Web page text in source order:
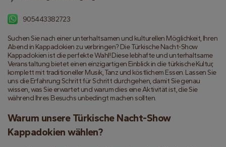
Suchen Sie nach einer unterhaltsamen und kulturellen Möglichkeit, Ihren
Abend in Kappadokien zu verbringen? Die Türkische Nacht-Show
Kappadokien ist die perfekte Wahl! Diese lebhafte und unterhaltsame
Veranstaltung bietet einen einzigartigen Einblick in die türkische Kultur,
komplett mit traditioneller Musik, Tanz und köstlichem Essen. Lassen Sie
uns die Erfahrung Schritt für Schritt durchgehen, damit Sie genau
wissen, was Sie erwartet und warum dies eine Aktivität ist, die Sie
während Ihres Besuchs unbedingt machen sollten.
Warum unsere Türkische Nacht-Show
Kappadokien wählen?
905443382723